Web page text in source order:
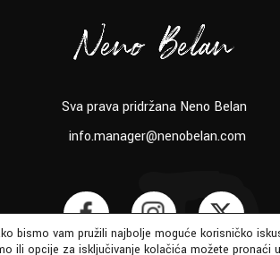
Sva prava pridržana Neno Belan
info.manager@nenobelan.com
bismo vam pružili najbolje moguće korisničko
ili opcije za isključivanje kolačića možete pronaći u